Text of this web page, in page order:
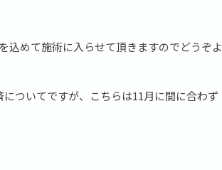
込めて施術に入らせて頂きますのでどうぞよ
ついてですが、こちらは11月に間に合わず